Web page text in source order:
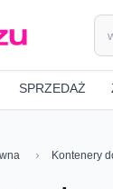
SPRZEDAŻ
Kontenery